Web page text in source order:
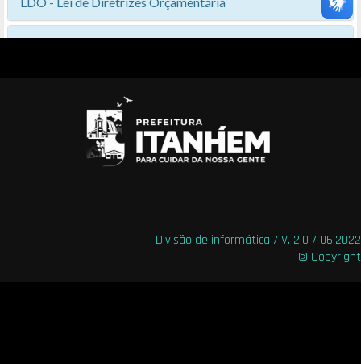
Divisão de informática / V. 2.0 / 06.2022
© Copyright